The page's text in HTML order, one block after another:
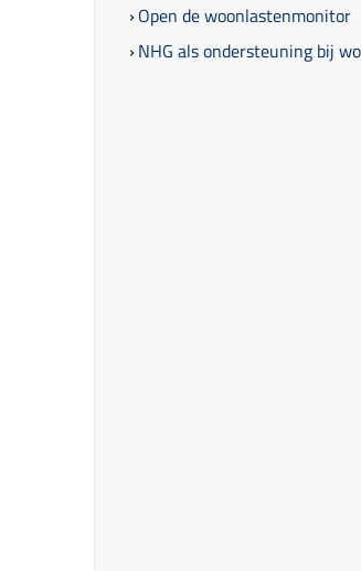
Open de woonlastenmonitor
NHG als ondersteuning bij